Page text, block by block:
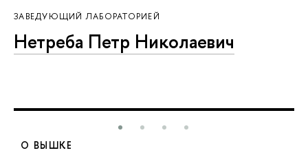
ЗАВЕДУЮЩИЙ ЛАБОРАТОРИЕЙ
Нетреба Петр Николаевич
О ВЫШКЕ